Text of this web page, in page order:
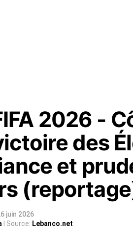
2026 -
des
et
juin 2026
| Source: Lebanco.net